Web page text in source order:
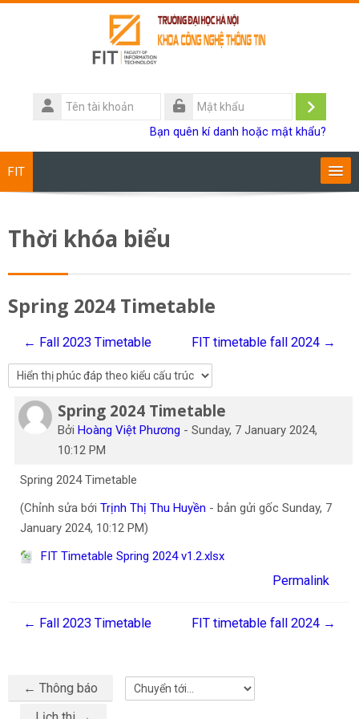
Tên
tài
Đăng
Bạn quên kí danh hoặc mật khẩu?
FIT
Sinh viên
Research
Tiếng Việt
Tìm
khoá
Thời khóa biểu
Spring 2024 Timetable
← Fall 2023 Timetable FIT timetable fall 2024 →
Spring 2024 Timetable
BởiHoàng Việt Phương -Sunday, 7 January 2024,
10:12 PM
Số lượng các câu trả lời: 0
Spring 2024 Timetable
(Chỉnh sửa bới Trịnh Thị Thu Huyền - bản gửi gốc Sunday, 7
January 2024, 10:12 PM)
FIT Timetable Spring 2024 v1.2.xlsx
Permalink
← Fall 2023 Timetable FIT timetable fall 2024 →
← Thông báo Chuyển tới...